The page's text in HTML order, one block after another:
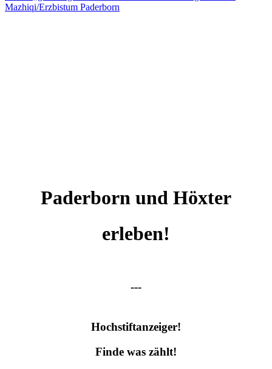
Paderborn und Höxter
erleben!
---
Hochstiftanzeiger!
Finde was zählt!